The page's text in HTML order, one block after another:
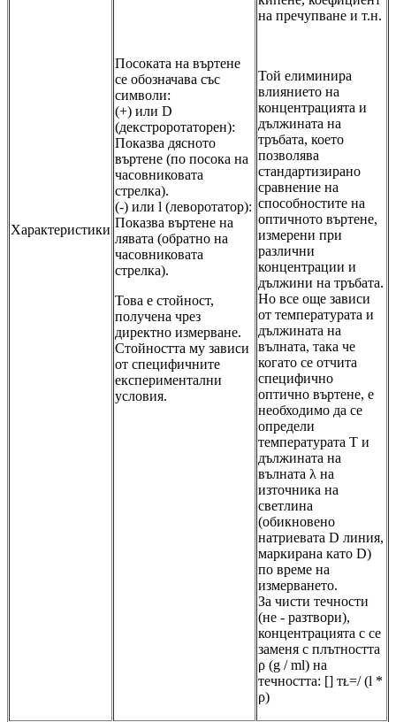
Характеристики
Посоката на въртене
се обозначава със
символи:
(+) или D
(декстроротаторен):
Показва дясното
въртене (по посока на
часовниковата
стрелка).
(-) или l (леворотатор):
Показва въртене на
лявата (обратно на
часовниковата
стрелка).
Това е стойност,
получена чрез
директно измерване.
Стойността му зависи
от специфичните
експериментални
условия.
на пречупване и т.н.
Той елиминира
влиянието на
концентрацията и
дължината на
тръбата, което
позволява
стандартизирано
сравнение на
способностите на
оптичното въртене,
измерени при
различни
концентрации и
дължини на тръбата.
Но все още зависи
от температурата и
дължината на
вълната, така че
когато се отчита
специфично
оптично въртене, е
необходимо да се
определи
температурата Т и
дължината на
вълната λ на
източника на
светлина
(обикновено
натриевата D линия,
маркирана като D)
по време на
измерването.
За чисти течности
(не - разтвори),
концентрацията c се
заменя с плътността
ρ (g / ml) на
течността: [] ᴛᴌ=/ (l *
ρ)